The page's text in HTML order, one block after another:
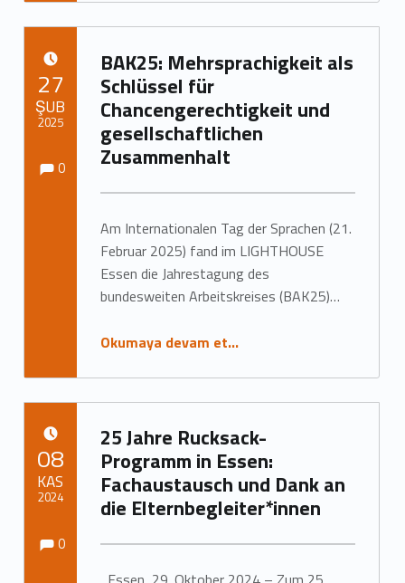
N
w
s
BAK25: Mehrsprachigkeit als
Schlüssel für
Chancengerechtigkeit und
gesellschaftlichen
Zusammenhalt
Am Internationalen Tag der Sprachen (21.
Februar 2025) fand im LIGHTHOUSE
Essen die Jahrestagung des
bundesweiten Arbeitskreises (BAK25)…
Okumaya devam et…
YAYIN TARIHI:
27
ŞUB
2025
Yorumlar:
0
25 Jahre Rucksack-
Programm in Essen:
Fachaustausch und Dank an
die Elternbegleiter*innen
YAYIN TARIHI:
08
KAS
2024
0